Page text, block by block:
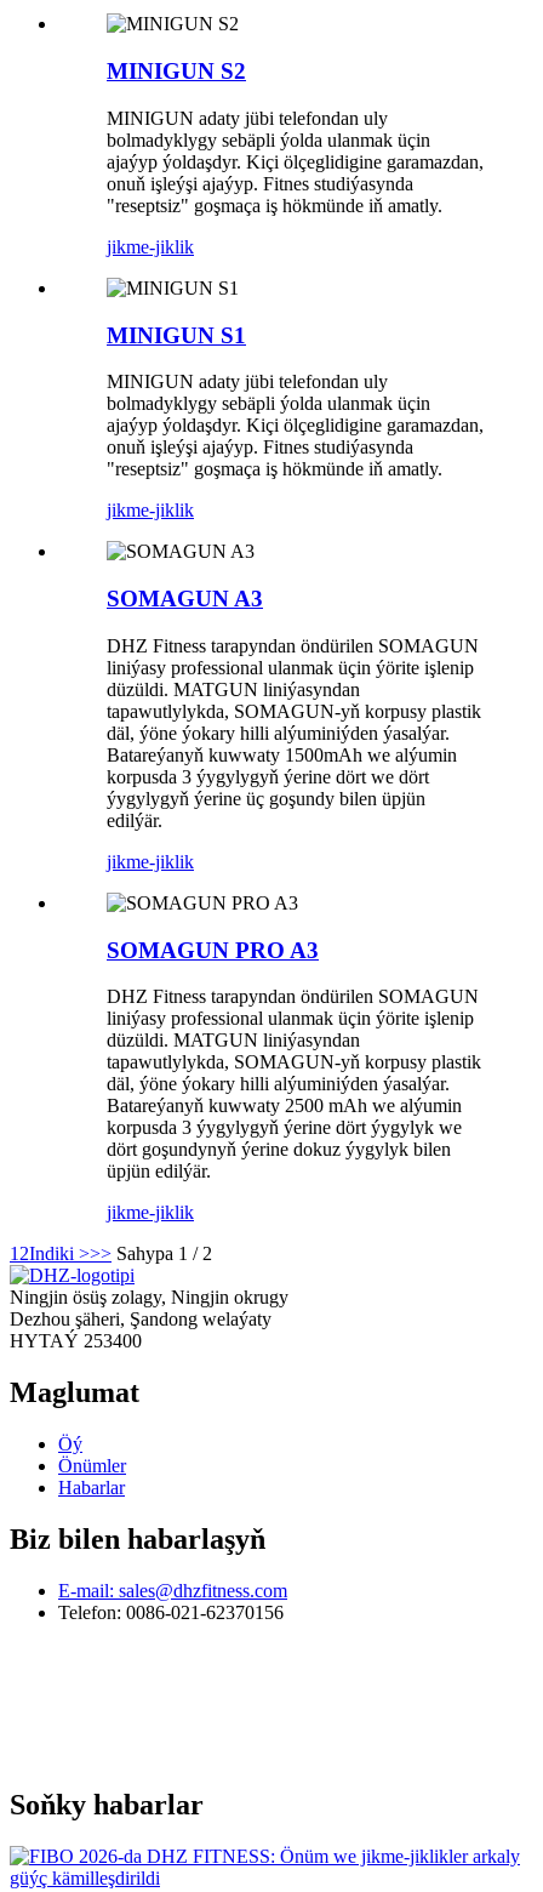
MINIGUN S2
MINIGUN adaty jübi telefondan uly
bolmadyklygy sebäpli ýolda ulanmak üçin
ajaýyp ýoldaşdyr. Kiçi ölçeglidigine garamazdan,
onuň işleýşi ajaýyp. Fitnes studiýasynda
"reseptsiz" goşmaça iş hökmünde iň amatly.
jikme-jiklik
MINIGUN S1
MINIGUN adaty jübi telefondan uly
bolmadyklygy sebäpli ýolda ulanmak üçin
ajaýyp ýoldaşdyr. Kiçi ölçeglidigine garamazdan,
onuň işleýşi ajaýyp. Fitnes studiýasynda
"reseptsiz" goşmaça iş hökmünde iň amatly.
jikme-jiklik
SOMAGUN A3
DHZ Fitness tarapyndan öndürilen SOMAGUN
liniýasy professional ulanmak üçin ýörite işlenip
düzüldi. MATGUN liniýasyndan
tapawutlylykda, SOMAGUN-yň korpusy plastik
däl, ýöne ýokary hilli alýuminiýden ýasalýar.
Batareýanyň kuwwaty 1500mAh we alýumin
korpusda 3 ýygylygyň ýerine dört we dört
ýygylygyň ýerine üç goşundy bilen üpjün
edilýär.
jikme-jiklik
SOMAGUN PRO A3
DHZ Fitness tarapyndan öndürilen SOMAGUN
liniýasy professional ulanmak üçin ýörite işlenip
düzüldi. MATGUN liniýasyndan
tapawutlylykda, SOMAGUN-yň korpusy plastik
däl, ýöne ýokary hilli alýuminiýden ýasalýar.
Batareýanyň kuwwaty 2500 mAh we alýumin
korpusda 3 ýygylygyň ýerine dört ýygylyk we
dört goşundynyň ýerine dokuz ýygylyk bilen
üpjün edilýär.
jikme-jiklik
1 2Indiki >>> Sahypa 1 / 2
Ningjin ösüş zolagy, Ningjin okrugy
Dezhou şäheri, Şandong welaýaty
HYTAÝ 253400
Maglumat
Öý
Önümler
Habarlar
Biz bilen habarlaşyň
E-mail: sales@dhzfitness.com
Telefon: 0086-021-62370156
Soňky habarlar